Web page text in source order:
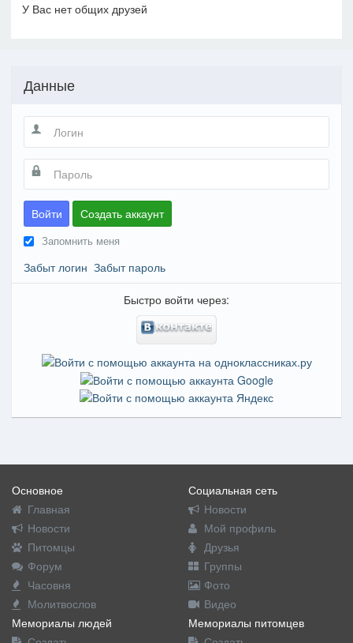
У Вас нет общих друзей
Данные
Войти Создать аккаунт
Запомнить меня
Забыт логин Забыт пароль
Быстро войти через:
Основное
Главная
Новости
Питомцы
Форум
Часовня
Молитвослов
Социальная сеть
Новости
Мой профиль
Друзья
Группы
Фото
Видео
Мемориалы людей
Мемориалы питомцев